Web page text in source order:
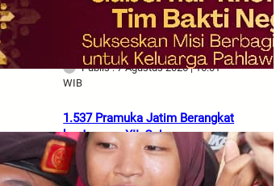
Khofifah Berangkatkan Tim
Bakti Negeri Anak Bangsa Bawa
Bantuan dan Tali Asih
Publis : 7 Agustus 2026 | 16:01
WIB
1.537 Pramuka Jatim Berangkat
ke Jamnas XII, Gubernur
Khofifah Titipkan Semangat
Persaudaraan dan Gotong